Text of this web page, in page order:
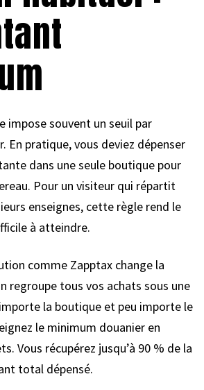
impose souvent un seuil par
En pratique, vous deviez dépenser
dans une seule boutique pour
Pour un visiteur qui répartit
enseignes, cette règle rend le
à atteindre.
comme Zapptax change la
regroupe tous vos achats sous une
la boutique et peu importe le
le minimum douanier en
Vous récupérez jusqu’à 90 % de la
total dépensé.